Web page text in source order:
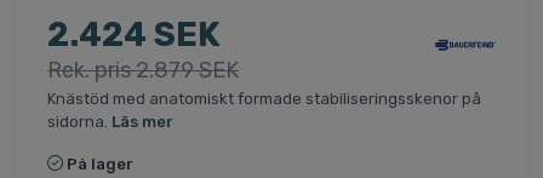
2.424 SEK
Rek. pris 2.879 SEK
Knästöd med anatomiskt formade stabiliseringsskenor på
sidorna. Läs mer
På lager